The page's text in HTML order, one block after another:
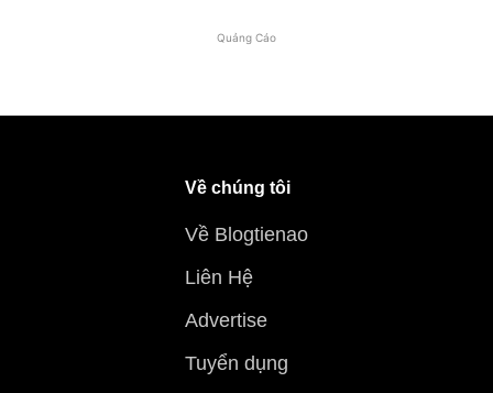
Quảng Cáo
Về chúng tôi
Về Blogtienao
Liên Hệ
Advertise
Tuyển dụng